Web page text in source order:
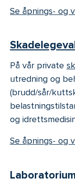
Se åpnings- og
På vår private
utredning og
(brudd/sår/
og
Se åpnings- og